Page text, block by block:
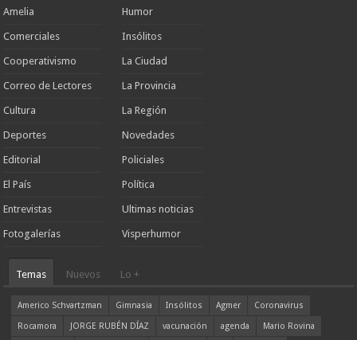
Amelia
Comerciales
Cooperativismo
Correo de Lectores
Cultura
Deportes
Editorial
El País
Entrevistas
Fotogalerías
Humor
Insólitos
La Ciudad
La Provincia
La Región
Novedades
Policiales
Política
Ultimas noticias
Visperhumor
Temas Nuevos Lo +
Americo Schvartzman Gimnasia Insólitos Agmer
Coronavirus
Rocamora
JORGE RUBÉN DÍAZ vacunación agenda
Mario Rovina